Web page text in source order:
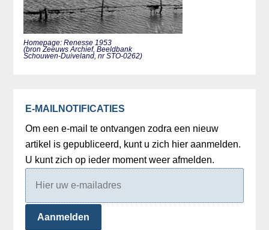
Homepage: Renesse 1953
(bron Zeeuws Archief, Beeldbank
Schouwen-Duiveland, nr STO-0262)
E-MAILNOTIFICATIES
Om een e-mail te ontvangen zodra een nieuw
artikel is gepubliceerd, kunt u zich hier aanmelden.
U kunt zich op ieder moment weer afmelden.
Aanmelden